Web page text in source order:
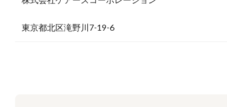
東京都北区滝野川7-19-6